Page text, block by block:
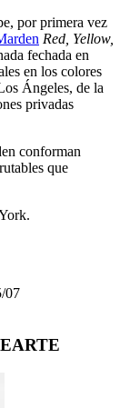
por primera vez
Red, Yellow,
fechada en
en los colores
Ángeles, de la
privadas
conforman
que
07